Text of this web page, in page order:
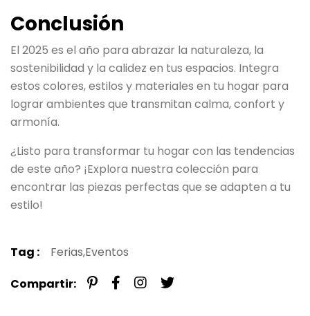
Conclusión
El 2025 es el año para abrazar la naturaleza, la
sostenibilidad y la calidez en tus espacios. Integra
estos colores, estilos y materiales en tu hogar para
lograr ambientes que transmitan calma, confort y
armonía.
¿Listo para transformar tu hogar con las tendencias
de este año? ¡Explora nuestra colección para
encontrar las piezas perfectas que se adapten a tu
estilo!
Tag : Ferias,Eventos
Compartir: